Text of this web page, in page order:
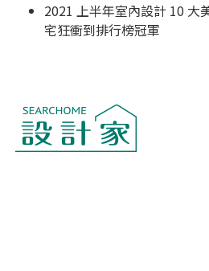
2021 上半年室內設計 10 大
宅狂衝到排行榜冠軍